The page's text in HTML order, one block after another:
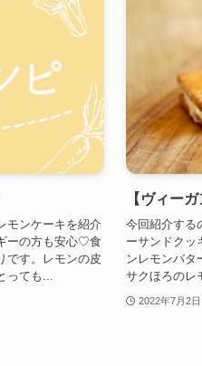
モンケーキを紹介
ーの方も安心♡食
です。レモンの皮
っても...
【ヴィー
今回紹介する
ーサンドクッ
ンレモンバタ
サクほろのレ
2022年7月2日